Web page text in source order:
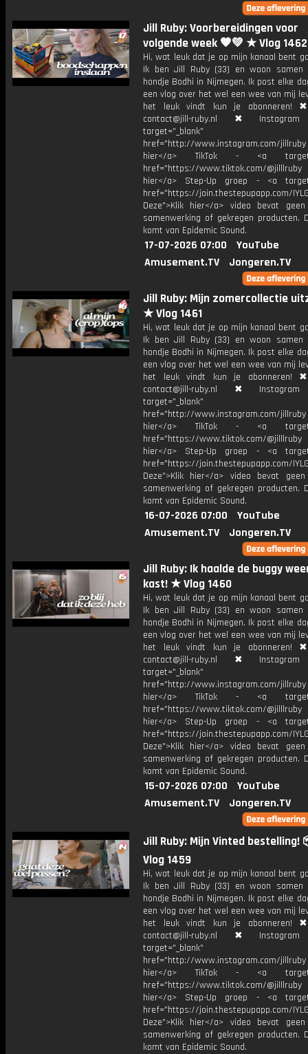
Jill Ruby: Voorbereidingen voor
volgende week 🧡💚 ★ Vlog 1462
Hi, wat leuk dat je op mijn kanaal bent
Ik ben Jill Ruby (33) en woon
hondje Bodhi in Nijmegen. Ik post elke
een vlog over het wel een wee van mij
het leuk vindt kun je abonneren!
contact@jill-ruby.nl ✖
target="_blank"
href="http://www.instagram.com/
hier</a> TikTok - <a
href="https://www.tiktok.com/
hier</a> Step-Up groep - <a
href="https://join.thestepupapp.com/
Deze">Klik hier</a> video bevat
samenwerking of gekregen producten.
komt van Epidemic Sound.
17-07-2026 07:00
YouTube
Amusement.TV
Jongeren.TV
Jill Ruby: Mijn zomercollectie
★ Vlog 1461
Hi, wat leuk dat je op mijn kanaal bent
Ik ben Jill Ruby (33) en woon
hondje Bodhi in Nijmegen. Ik post elke
een vlog over het wel een wee van mij
het leuk vindt kun je abonneren!
contact@jill-ruby.nl ✖
target="_blank"
href="http://www.instagram.com/
hier</a> TikTok - <a
href="https://www.tiktok.com/
hier</a> Step-Up groep - <a
href="https://join.thestepupapp.com/
Deze">Klik hier</a> video bevat
samenwerking of gekregen producten.
komt van Epidemic Sound.
16-07-2026 07:00
YouTube
Amusement.TV
Jongeren.TV
Jill Ruby: Ik haalde de buggy
kast! ★ Vlog 1460
Hi, wat leuk dat je op mijn kanaal bent
Ik ben Jill Ruby (33) en woon
hondje Bodhi in Nijmegen. Ik post elke
een vlog over het wel een wee van mij
het leuk vindt kun je abonneren!
contact@jill-ruby.nl ✖
target="_blank"
href="http://www.instagram.com/
hier</a> TikTok - <a
href="https://www.tiktok.com/
hier</a> Step-Up groep - <a
href="https://join.thestepupapp.com/
Deze">Klik hier</a> video bevat
samenwerking of gekregen producten.
komt van Epidemic Sound.
15-07-2026 07:00
YouTube
Amusement.TV
Jongeren.TV
Jill Ruby: Mijn Vinted bestelling!
Vlog 1459
Hi, wat leuk dat je op mijn kanaal bent
Ik ben Jill Ruby (33) en woon
hondje Bodhi in Nijmegen. Ik post elke
een vlog over het wel een wee van mij
het leuk vindt kun je abonneren!
contact@jill-ruby.nl ✖
target="_blank"
href="http://www.instagram.com/
hier</a> TikTok - <a
href="https://www.tiktok.com/
hier</a> Step-Up groep - <a
href="https://join.thestepupapp.com/
Deze">Klik hier</a> video bevat
samenwerking of gekregen producten.
komt van Epidemic Sound.